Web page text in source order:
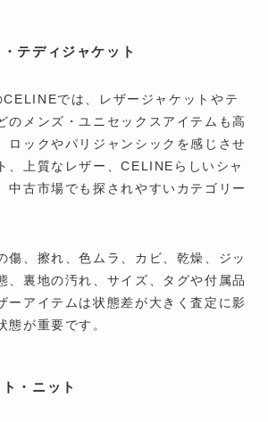
テディジャケット
では、レザージャケットやテ
のメンズ・ユニセックスアイテムも高
ロックやパリジャンシックを感じさせ
、上質なレザー、CELINEらしいシャ
中古市場でも探されやすいカテゴリー
傷、擦れ、色ムラ、カビ、乾燥、ジッ
、裏地の汚れ、サイズ、タグや付属品
ーアイテムは状態差が大きく査定に影
態が重要です。
・ニット